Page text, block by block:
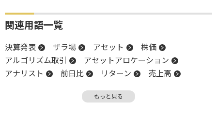
関連用語一覧
決算発表 ザラ場 アセット
株価
アルゴリズム取引
アセットアロケーション
アナリスト
前日比 リターン
売上高
インフレ EPS
もっと見る